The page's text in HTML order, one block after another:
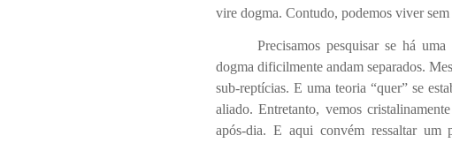
vire dogma. Contudo, podemos viver sem
Precisamos pesquisar se há
dogma dificilmente andam separados.
sub-reptícias. E uma teoria “quer” se
aliado. Entretanto, vemos
após-dia. E aqui convém ressaltar um